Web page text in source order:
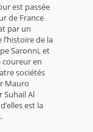
est passée
de France
par un
de la
Saronni, et
coureur en
sociétés
Mauro
Suhail Al
est la